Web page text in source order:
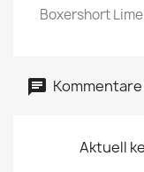
Boxershort
Aktuell